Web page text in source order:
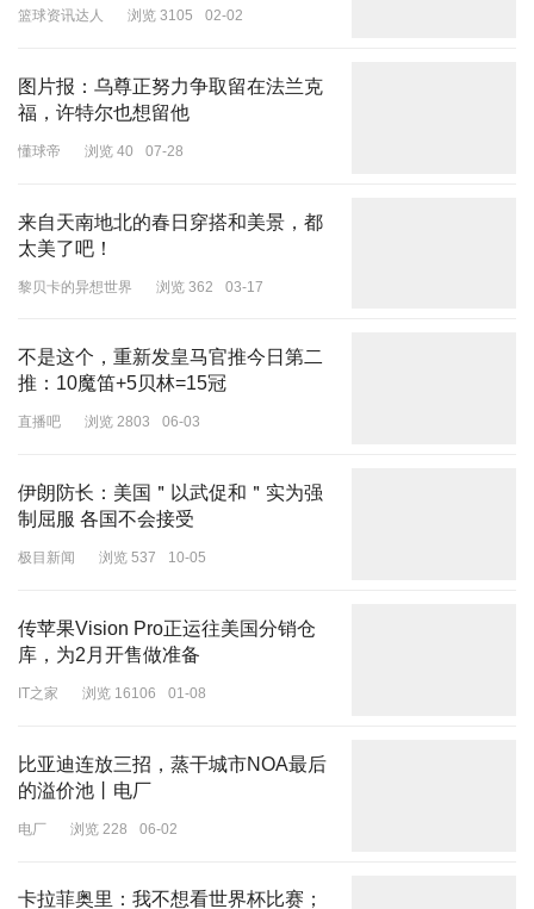
其实让男演员接受素颜出镜，好像也不是什么难事。反倒是女演员愿
这不，本次会议上就有几位女演员吸引观众的注意。
比如，周迅。
脸上还戴着一个透明框眼镜，看着低调又不失气质，不愧是影后啊，
这风范拿捏得死死的。
而且我要是不说，你能猜出周迅已经49岁了吗？
但一个直奔50岁的中年女演员，脸上有痘坑和毛孔粗大的问题并不
意外，而且她连个法令纹都没有，皮肤紧致，没有垮脸，这就赢麻
只是她因为《我本是高山》口碑扑街，这个时候坐在会议上显得没有
什么底气。
篮球资讯达人 浏览 3105 02-02
图片报：乌尊正努力争取留在法兰克
福，许特尔也想留他
懂球帝 浏览 40 07-28
来自天南地北的春日穿搭和美景，都
太美了吧！
黎贝卡的异想世界 浏览 362 03-17
不是这个，重新发皇马官推今日第二
推：10魔笛+5贝林=15冠
直播吧 浏览 2803 06-03
伊朗防长：美国＂以武促和＂实为强
制屈服 各国不会接受
极目新闻 浏览 537 10-05
传苹果Vision Pro正运往美国分销仓
库，为2月开售做准备
IT之家 浏览 16106 01-08
比亚迪连放三招，蒸干城市NOA最后
的溢价池丨电厂
电厂 浏览 228 06-02